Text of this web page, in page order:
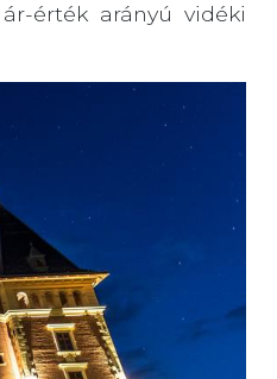
érték arányú vidéki